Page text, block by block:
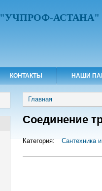
АСТАНА"
КОНТАКТЫ НАШИ
Вы здесь
Главная
Соединение
Категория: Сантехника